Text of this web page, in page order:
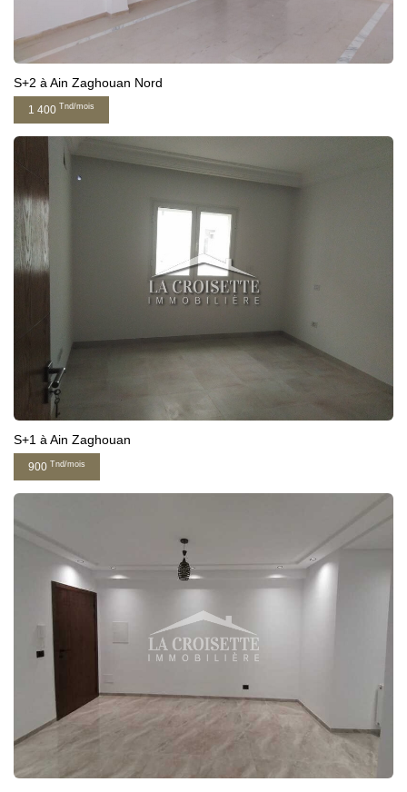
S+2 à Ain Zaghouan Nord
1 400 Tnd/mois
S+1 à Ain Zaghouan
900 Tnd/mois